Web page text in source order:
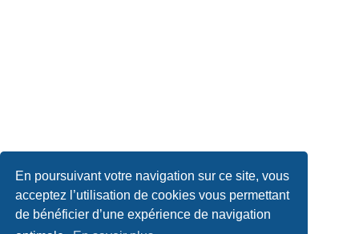
En poursuivant votre navigation sur ce site, vous
acceptez l’utilisation de cookies vous permettant
de bénéficier d’une expérience de navigation